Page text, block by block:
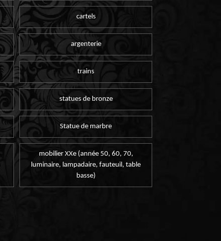
cartels
argenterie
trains
statues de bronze
Statue de marbre
mobilier XXe (année 50, 60, 70,
luminaire, lampadaire, fauteuil, table
basse)